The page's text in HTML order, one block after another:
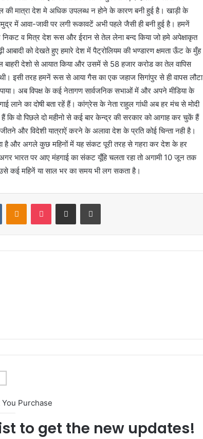
मात्रा देश मे अधिक उपलब्ध न होने के कारण बनी हुई है। खाड़ी के
में आवा-जावी पर लगी रूकावटें अभी पहले जैसी ही बनी हुई है। हमनें
व मित्र देश रूस और ईरान से तेल लेना बन्द किया जो हमे अपेक्षाकृत
आबादी को देखते हुए हमारे देश में पैट्रोलियम की भण्डारण क्षमता ऊँट के मुँह
देशो से आयात किया और उसमें से 58 हजार करोड का तेल वापिस
थी। इसी तरह हमनें रूस से आया गैस का एक जहाज सिगांपुर से ही वापस लौटा
अब विपक्ष के कई नेतागण सार्वजनिक सभाओं में और अपने मीडिया के
लाने का दोषी बता रहें हैं। कांग्रेस के नेता राहुल गांधी अब हर मंच से मोदी
वो पिछले दो महीनो से कई बार केन्द्र की सरकार को आगाह कर चुकें हैं
और विदेशी यात्राऐं करने के अलावा देश के प्रति कोई चिन्ता नही है।
है और अगले कुछ महिनों में यह संकट पूरी तरह से गहरा कर देश के हर
भारत पर आए मंहगाई का संकट यूँहि चलता रहा तो अगामी 10 जून तक
कई महिनें या साल भर का समय भी लग सकता है।
VKontakteOdnoklassniki
Pocket Share via Email Print
Purchase
to get the new updates!